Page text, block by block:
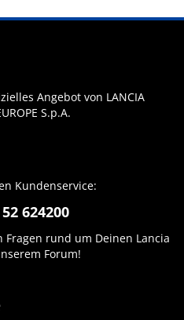
Angebot von LANCIA
S.p.A.
Kundenservice:
624200
Fragen rund um Deinen Lancia
Forum!